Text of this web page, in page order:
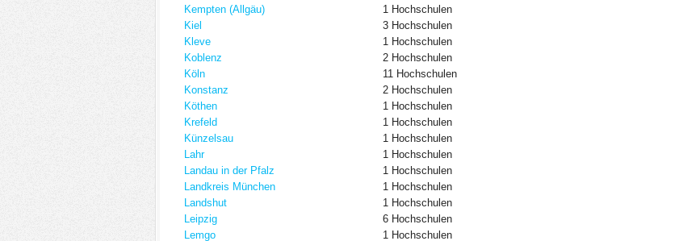
Kempten (Allgäu)
1 Hochschulen
Kiel
3 Hochschulen
Kleve
1 Hochschulen
Koblenz
2 Hochschulen
Köln
11 Hochschulen
Konstanz
2 Hochschulen
Köthen
1 Hochschulen
Krefeld
1 Hochschulen
Künzelsau
1 Hochschulen
Lahr
1 Hochschulen
Landau in der Pfalz
1 Hochschulen
Landkreis München
1 Hochschulen
Landshut
1 Hochschulen
Leipzig
6 Hochschulen
Lemgo
1 Hochschulen